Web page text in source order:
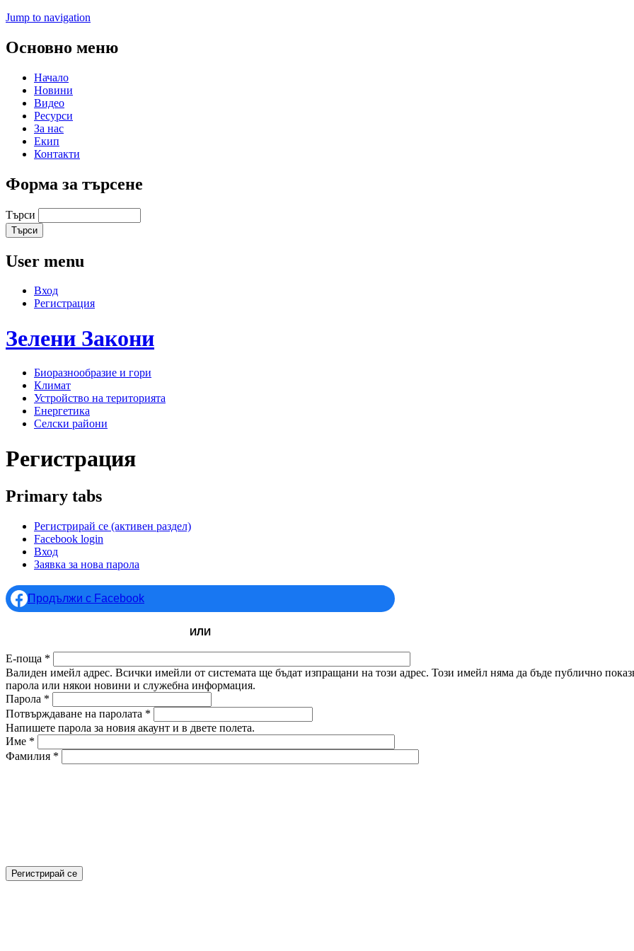
Jump to navigation
Основно меню
Начало
Новини
Видео
Ресурси
За нас
Екип
Контакти
Форма за търсене
Търси
User menu
Вход
Регистрация
Зелени Закони
Биоразнообразие и гори
Климат
Устройство на територията
Енергетика
Селски райони
Регистрация
Primary tabs
Регистрирай се (активен раздел)
Facebook login
Вход
Заявка за нова парола
Продължи с Facebook
ИЛИ
Е-поща *
Валиден имейл адрес. Всички имейли от системата ще бъдат изпращани на този адрес. Този имейл няма да бъде публично
парола или някои новини и служебна информация.
Парола *
Потвърждаване на паролата *
Напишете парола за новия акаунт и в двете полета.
Име *
Фамилия *